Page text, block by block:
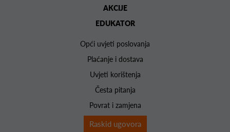
AKCIJE
EDUKATOR
Opći uvjeti poslovanja
Plaćanje i dostava
Uvjeti korištenja
Česta pitanja
Povrat i zamjena
Raskid ugovora